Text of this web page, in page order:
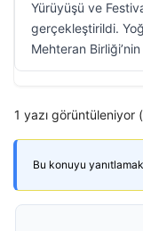
Yürüyüşü ve
gerçekleştirildi.
Mehteran
1 yazı görüntüleniyor
Bu konuyu